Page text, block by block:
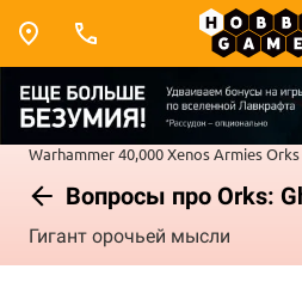
Warhammer 40,000Xenos ArmiesOrks
Вопросы про Orks:
Гигант орочьей мысли